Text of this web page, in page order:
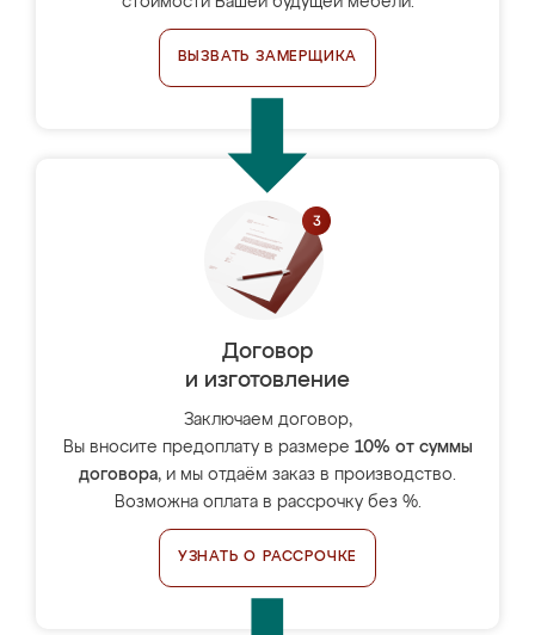
ВЫЗВАТЬ ЗАМЕРЩИКА
Договор
и изготовление
Заключаем договор,
Вы вносите предоплату в размере 10% от суммы
договора, и мы отдаём заказ в производство.
Возможна оплата в рассрочку без %.
УЗНАТЬ О РАССРОЧКЕ